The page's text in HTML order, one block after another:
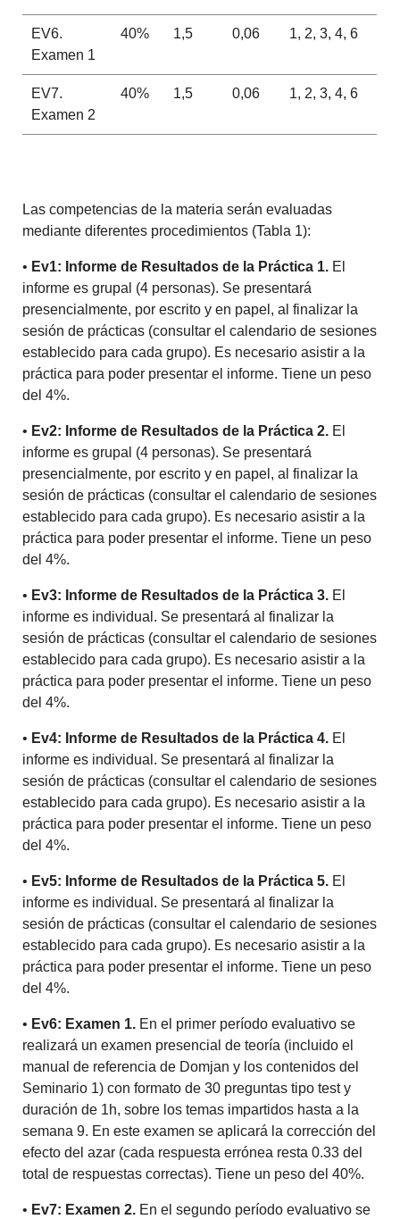
EV6.
Examen 1
40% 1,5 0,06 1, 2, 3, 4, 6
EV7.
Examen 2
40% 1,5 0,06 1, 2, 3, 4, 6
Las competencias de la materia serán evaluadas
mediante diferentes procedimientos (Tabla 1):
• Ev1: Informe de Resultados de la Práctica 1. El
informe es grupal (4 personas). Se presentará
presencialmente, por escrito y en papel, al finalizar la
sesión de prácticas (consultar el calendario de sesiones
establecido para cada grupo). Es necesario asistir a la
práctica para poder presentar el informe. Tiene un peso
del 4%.
• Ev2: Informe de Resultados de la Práctica 2. El
informe es grupal (4 personas). Se presentará
presencialmente, por escrito y en papel, al finalizar la
sesión de prácticas (consultar el calendario de sesiones
establecido para cada grupo). Es necesario asistir a la
práctica para poder presentar el informe. Tiene un peso
del 4%.
• Ev3: Informe de Resultados de la Práctica 3. El
informe es individual. Se presentará al finalizar la
sesión de prácticas (consultar el calendario de sesiones
establecido para cada grupo). Es necesario asistir a la
práctica para poder presentar el informe. Tiene un peso
del 4%.
• Ev4: Informe de Resultados de la Práctica 4. El
informe es individual. Se presentará al finalizar la
sesión de prácticas (consultar el calendario de sesiones
establecido para cada grupo). Es necesario asistir a la
práctica para poder presentar el informe. Tiene un peso
del 4%.
• Ev5: Informe de Resultados de la Práctica 5. El
informe es individual. Se presentará al finalizar la
sesión de prácticas (consultar el calendario de sesiones
establecido para cada grupo). Es necesario asistir a la
práctica para poder presentar el informe. Tiene un peso
del 4%.
• Ev6: Examen 1. En el primer período evaluativo se
realizará un examen presencial de teoría (incluido el
manual de referencia de Domjan y los contenidos del
Seminario 1) con formato de 30 preguntas tipo test y
duración de 1h, sobre los temas impartidos hasta a la
semana 9. En este examen se aplicará la corrección del
efecto del azar (cada respuesta errónea resta 0.33 del
total de respuestas correctas). Tiene un peso del 40%.
• Ev7: Examen 2. En el segundo período evaluativo se